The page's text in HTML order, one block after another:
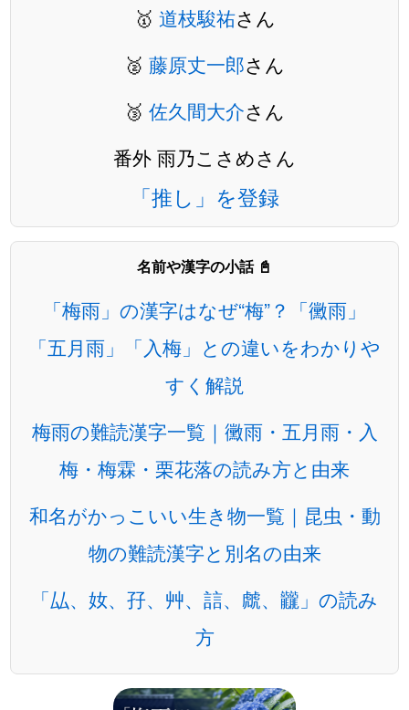
🥇 道枝駿祐さん
🥈 藤原丈一郎さん
🥉 佐久間大介さん
番外 雨乃こさめさん
「推し」を登録
名前や漢字の小話 📓
「梅雨」の漢字はなぜ“梅”？「黴雨」
「五月雨」「入梅」との違いをわかりや
すく解説
梅雨の難読漢字一覧｜黴雨・五月雨・入
梅・梅霖・栗花落の読み方と由来
和名がかっこいい生き物一覧｜昆虫・動
物の難読漢字と別名の由来
「厸、奻、孖、艸、誩、虤、龖」の読み
方